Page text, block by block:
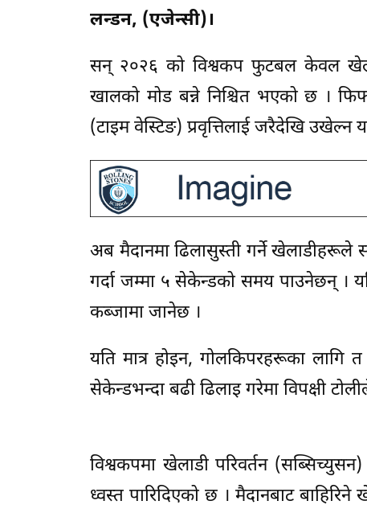
लन्डन, (एजेन्सी)।
सन् २०२६ को विश्वकप फुटबल केवल खेल
खालको मोड बन्ने निश्चित भएको छ ।
(टाइम वेस्टिङ) प्रवृत्तिलाई जरैदेखि
अब मैदानमा ढिलासुस्ती गर्ने
गर्दा जम्मा ५ सेकेन्डको समय पाउनेछन् ।
कब्जामा जानेछ ।
यति मात्र होइन, गोलकिपरहरूका
सेकेन्डभन्दा बढी ढिलाइ गरेमा विपक्षी
विश्वकपमा खेलाडी परिवर्तन
ध्वस्त पारिदिएको छ । मैदानबाट